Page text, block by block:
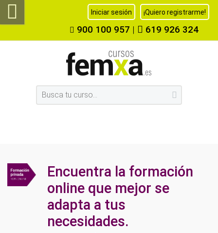
Iniciar sesión ¡Quiero registrarme!
900 100 957 | 619 926 324
Encuentra la formación
online que mejor se
adapta a tus
necesidades.